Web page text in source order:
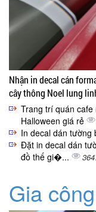
Nhận in decal cán
cây thông Noel lung
Trang trí quán
Halloween giá rẻ
In decal dán tường
Đặt in decal dán
đồ thế gi�...
Gia